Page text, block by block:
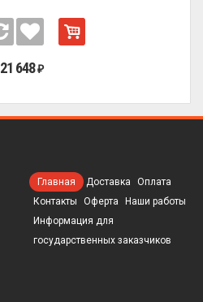
21 648 ₽
Главная Доставка
Оплата
Контакты
Оферта
Наши работы
Информация для
государственных заказчиков